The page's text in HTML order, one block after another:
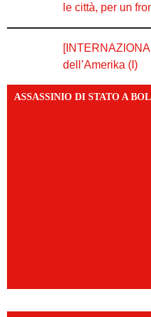
le città, per un
dell’Amerika (I)
ASSASSINIO DI STATO A